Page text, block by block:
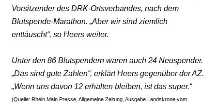
Vorsitzender des DRK-Ortsverbandes, nach dem
Blutspende-Marathon. „Aber wir sind ziemlich
enttäuscht“, so Heers weiter.
Unter den 86 Blutspendern waren auch 24 Neuspender.
„Das sind gute Zahlen“, erklärt Heers gegenüber der AZ.
„Wenn uns davon 12 erhalten bleiben, ist das super.“
(Quelle: Rhein Main Presse, Allgemeine Zeitung, Ausgabe Landskrone vom